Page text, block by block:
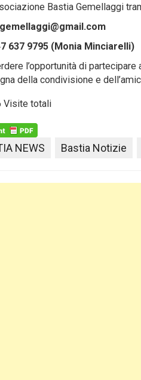
Bastia Gemellaggi
637 9795 (Monia Minciarelli)
l’opportunità di
della condivisione e
Visite totali
NEWS Bastia Notizie